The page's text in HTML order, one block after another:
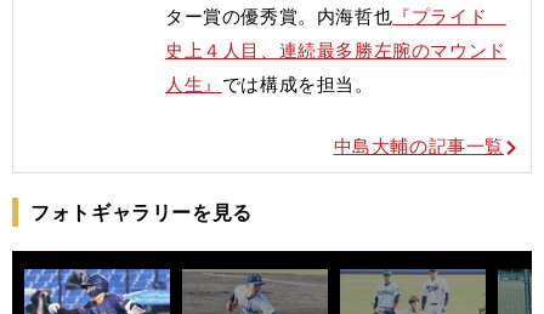
ター賞の優秀賞。内海哲也 『プライド
史上４人目、連続最多勝左腕のマウンド
人生』 では構成を担当。
中島大輔の記事一覧
フォトギャラリーを見る